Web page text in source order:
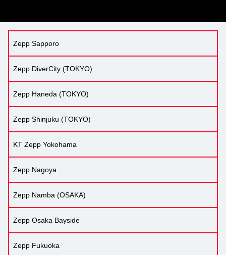
Zepp Sapporo
Zepp DiverCity (TOKYO)
Zepp Haneda (TOKYO)
Zepp Shinjuku (TOKYO)
KT Zepp Yokohama
Zepp Nagoya
Zepp Namba (OSAKA)
Zepp Osaka Bayside
Zepp Fukuoka